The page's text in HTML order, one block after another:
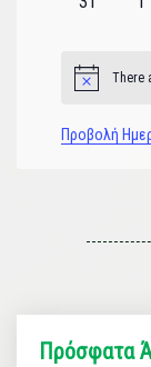
Notice There
Προβολή
Πρόσφατα